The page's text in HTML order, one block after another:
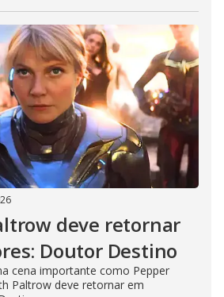
deve retornar
Doutor Destino
cena importante como Pepper
Paltrow deve retornar em